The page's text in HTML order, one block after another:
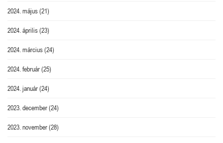
2024. május(21)
2024. április(23)
2024. március(24)
2024. február(25)
2024. január(24)
2023. december(24)
2023. november(28)